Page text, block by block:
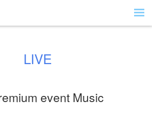
LIVE
event Music